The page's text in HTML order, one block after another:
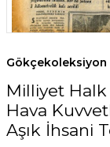
Gökçekoleksiyon
Milliyet Halk
Hava
Aşık İhsani